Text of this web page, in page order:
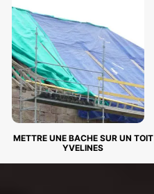
METTRE UNE BACHE SUR UN TOIT
YVELINES